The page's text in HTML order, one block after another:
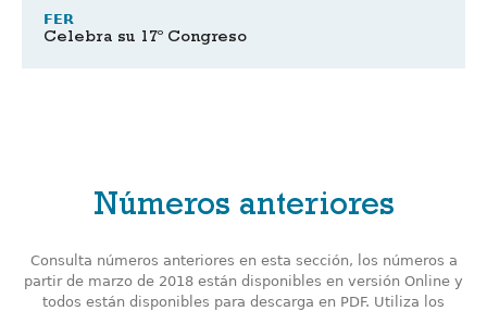
FER
Celebra su 17º Congreso
Números anteriores
Consulta números anteriores en esta sección, los números a
partir de marzo de 2018 están disponibles en versión Online y
todos están disponibles para descarga en PDF. Utiliza los